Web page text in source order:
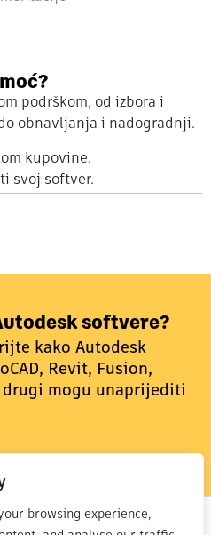
browsing experience,
podrškom, od izbora i
obnavljanja i nadogradnji.
kupovine.
svoj softver.
softvere?
kako Autodesk
Revit, Fusion,
mogu unaprijediti